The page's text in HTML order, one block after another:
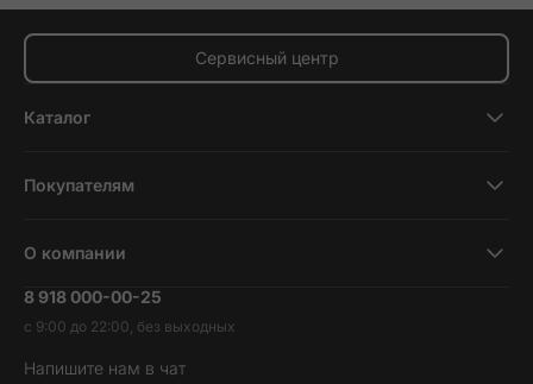
Сервисный центр
Каталог
Планшеты
Наушники и колонки
Покупателям
Трейд-ин
Гарантия и возврат
Доставка и оплата
О компании
Вакансии
Контакты
Обратная связь
8 918 000-00-25
с 9:00 до 22:00, без выходных
Напишите нам в чат